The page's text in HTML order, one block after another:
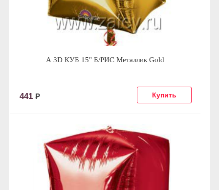
А 3D КУБ 15" Б/РИС Металлик Gold
441 Р